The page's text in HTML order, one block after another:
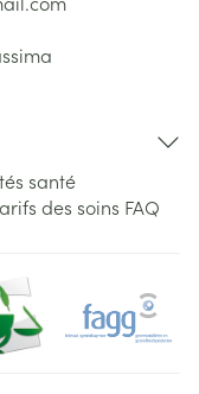
santé
des soins FAQ